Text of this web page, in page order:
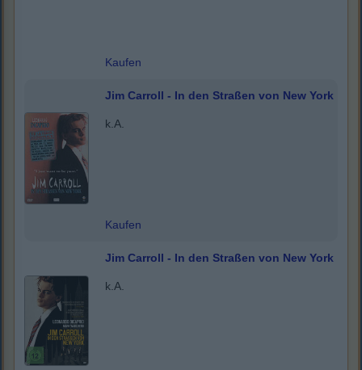
Kaufen
Jim Carroll - In den Straßen von New York
k.A.
Kaufen
Jim Carroll - In den Straßen von New York
k.A.